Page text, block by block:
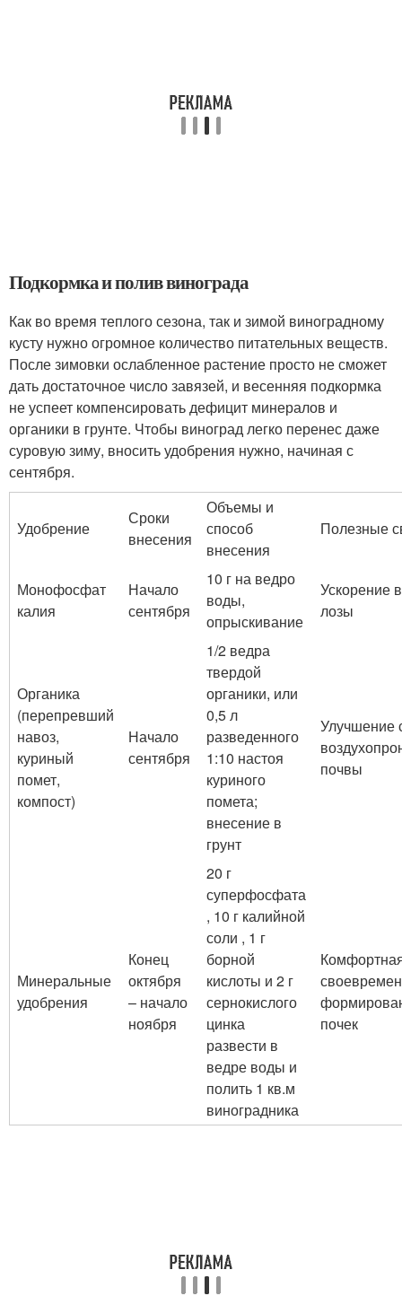
Подкормка и полив винограда
Как во время теплого сезона, так и зимой виноградному
кусту нужно огромное количество питательных веществ.
После зимовки ослабленное растение просто не сможет
дать достаточное число завязей, и весенняя подкормка
не успеет компенсировать дефицит минералов и
органики в грунте. Чтобы виноград легко перенес даже
суровую зиму, вносить удобрения нужно, начиная с
сентября.
Удобрение
Сроки
внесения
Объемы и
способ
внесения
Полезные
Монофосфат
калия
Начало
сентября
10 г на ведро
воды,
опрыскивание
Ускорение
лозы
Органика
(перепревший
навоз,
куриный
помет,
компост)
Начало
сентября
1/2 ведра
твердой
органики, или
0,5 л
разведенного
1:10 настоя
куриного
помета;
внесение в
грунт
Улучшение
почвы
Минеральные
удобрения
Конец
октября
– начало
ноября
20 г
суперфосфата
, 10 г калийной
соли , 1 г
борной
кислоты и 2 г
сернокислого
цинка
развести в
ведре воды и
полить 1 кв.м
виноградника
почек